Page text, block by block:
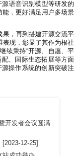
语音识别模型等研发的
，更好满足用户多场景
果，再到搭建开源交流平
表现，彰显了其作为根社
续秉持“开源、自愿、平
、国际生态拓展等方面
操作系统的创新突破注
开发者会议圆满
12-25]